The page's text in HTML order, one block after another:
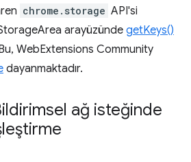
chrome.storage API'si
arayüzünde getKeys()
WebExtensions Community
dayanmaktadır.
ağ isteğinde